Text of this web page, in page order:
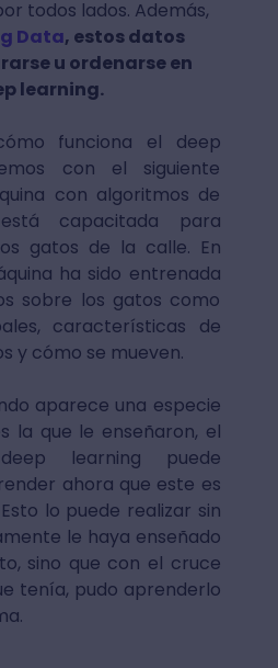
todos lados. Además,
Data, estos datos
u ordenarse en
learning.
funciona el deep
con el siguiente
con algoritmos de
capacitada para
gatos de la calle. En
ha sido entrenada
sobre los gatos como
características de
y cómo se mueven.
aparece una especie
la que le enseñaron, el
learning puede
ahora que este es
lo puede realizar sin
le haya enseñado
sino que con el cruce
tenía, pudo aprenderlo